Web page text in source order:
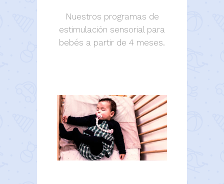
Nuestros programas de
estimulación sensorial para
bebés a partir de 4 meses.